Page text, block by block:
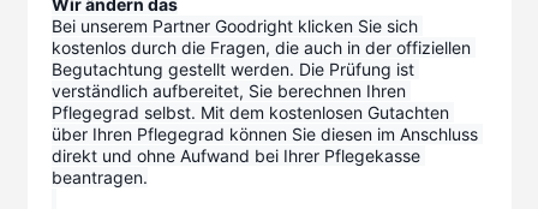
Wir ändern das
Bei unserem Partner Goodright klicken Sie sich
kostenlos durch die Fragen, die auch in der offiziellen
Begutachtung gestellt werden. Die Prüfung ist
verständlich aufbereitet, Sie berechnen Ihren
Pflegegrad selbst. Mit dem kostenlosen Gutachten
über Ihren Pflegegrad können Sie diesen im Anschluss
direkt und ohne Aufwand bei Ihrer Pflegekasse
beantragen.